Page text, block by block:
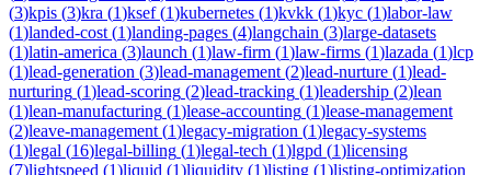
(3)kpis (3)kra (1)ksef(1)kubernetes (1)kvkk (1)kyc (1)labor-law
(1)landed-cost (1)landing-pages (4)langchain (3)large-datasets
(1)latin-america (3)launch (1)law-firm (1)law-firms (1)lazada (1)lcp
(1)lead-generation (3)lead-management (2)lead-nurture (1)lead-
nurturing (1)lead-scoring (2)lead-tracking (1)leadership (2)lean
(1)lean-manufacturing (1)lease-accounting (1)lease-management
(2)leave-management (1)legacy-migration (1)legacy-systems
(1)legal (16)legal-billing (1)legal-tech (1)lgpd (1)licensing
(7)lightspeed (1)liquid (1)liquidity (1)listing (1)listing-optimization